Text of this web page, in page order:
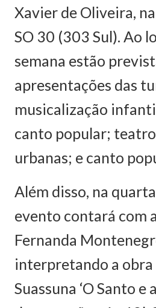
Xavier de Oliveira,
SO 30 (303 Sul). Ao
semana estão
apresentações das
musicalização
canto popular;
urbanas; e canto
Além disso, na
evento contará com
Fernanda
interpretando a obra
Suassuna ‘O Santo e